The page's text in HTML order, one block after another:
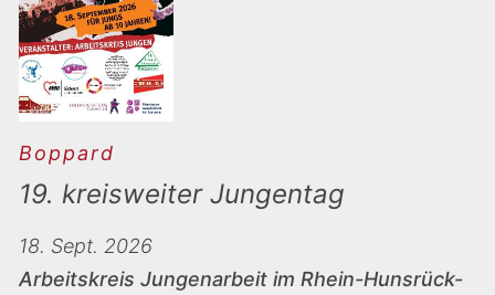
Boppard
19. kreisweiter Jungentag
18. Sept. 2026
Arbeitskreis Jungenarbeit im Rhein-Hunsrück-